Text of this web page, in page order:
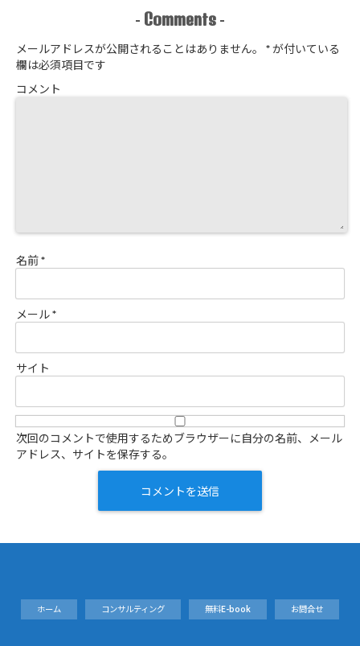
- Comments -
メールアドレスが公開されることはありません。 *が付いている
欄は必須項目です
コメント
名前*
メール*
サイト
次回のコメントで使用するためブラウザーに自分の名前、メール
アドレス、サイトを保存する。
ホーム コンサルティング 無料E-book お問合せ